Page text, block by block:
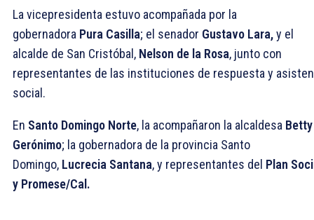
La vicepresidenta estuvo acompañada por la
gobernadora Pura Casilla; el senador Gustavo Lara,y el
alcalde de San Cristóbal, Nelson de la Rosa, junto con
representantes de las instituciones de respuesta y
social.
En Santo Domingo Norte, la acompañaron la alcaldesa Betty
Gerónimo; la gobernadora de la provincia Santo
Domingo, Lucrecia Santana, y representantes del Plan
y Promese/Cal.